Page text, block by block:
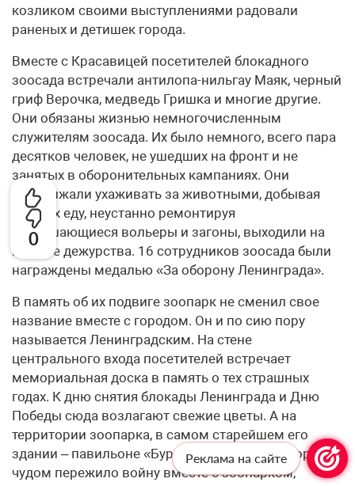
0
козликом своими выступлениями радовали
раненых и детишек города.
Вместе с Красавицей посетителей блокадного
зоосада встречали антилопа-нильгау Маяк, черный
гриф Верочка, медведь Гришка и многие другие.
Они обязаны жизнью немногочисленным
служителям зоосада. Их было немного, всего пара
десятков человек, не ушедших на фронт и не
занятых в оборонительных кампаниях. Они
продолжали ухаживать за животными, добывая
для них еду, неустанно ремонтируя
разрушающиеся вольеры и загоны, выходили на
ночные дежурства. 16 сотрудников зоосада были
награждены медалью «За оборону Ленинграда».
В память об их подвиге зоопарк не сменил свое
название вместе с городом. Он и по сию пору
называется Ленинградским. На стене
центрального входа посетителей встречает
мемориальная доска в память о тех страшных
годах. К дню снятия блокады Ленинграда и Дню
Победы сюда возлагают свежие цветы. А на
территории зоопарка, в самом старейшем его
здании – павильоне «Бурые медведи», – которое
чудом пережило войну вместе с зоопарком,
Реклама на сайте